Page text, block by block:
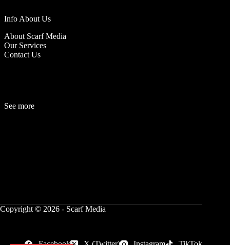
Info About Us
About Scarf Media
Our Services
Contact Us
See more
Copyright © 2026 - Scarf Media